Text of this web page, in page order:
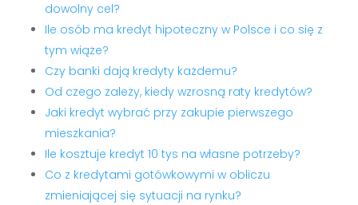
dowolny cel?
Ile osób ma kredyt hipoteczny w Polsce i co się z
tym wiąże?
Czy banki dają kredyty każdemu?
Od czego zależy, kiedy wzrosną raty kredytów?
Jaki kredyt wybrać przy zakupie pierwszego
mieszkania?
Ile kosztuje kredyt 10 tys na własne potrzeby?
Co z kredytami gotówkowymi w obliczu
zmieniającej się sytuacji na rynku?